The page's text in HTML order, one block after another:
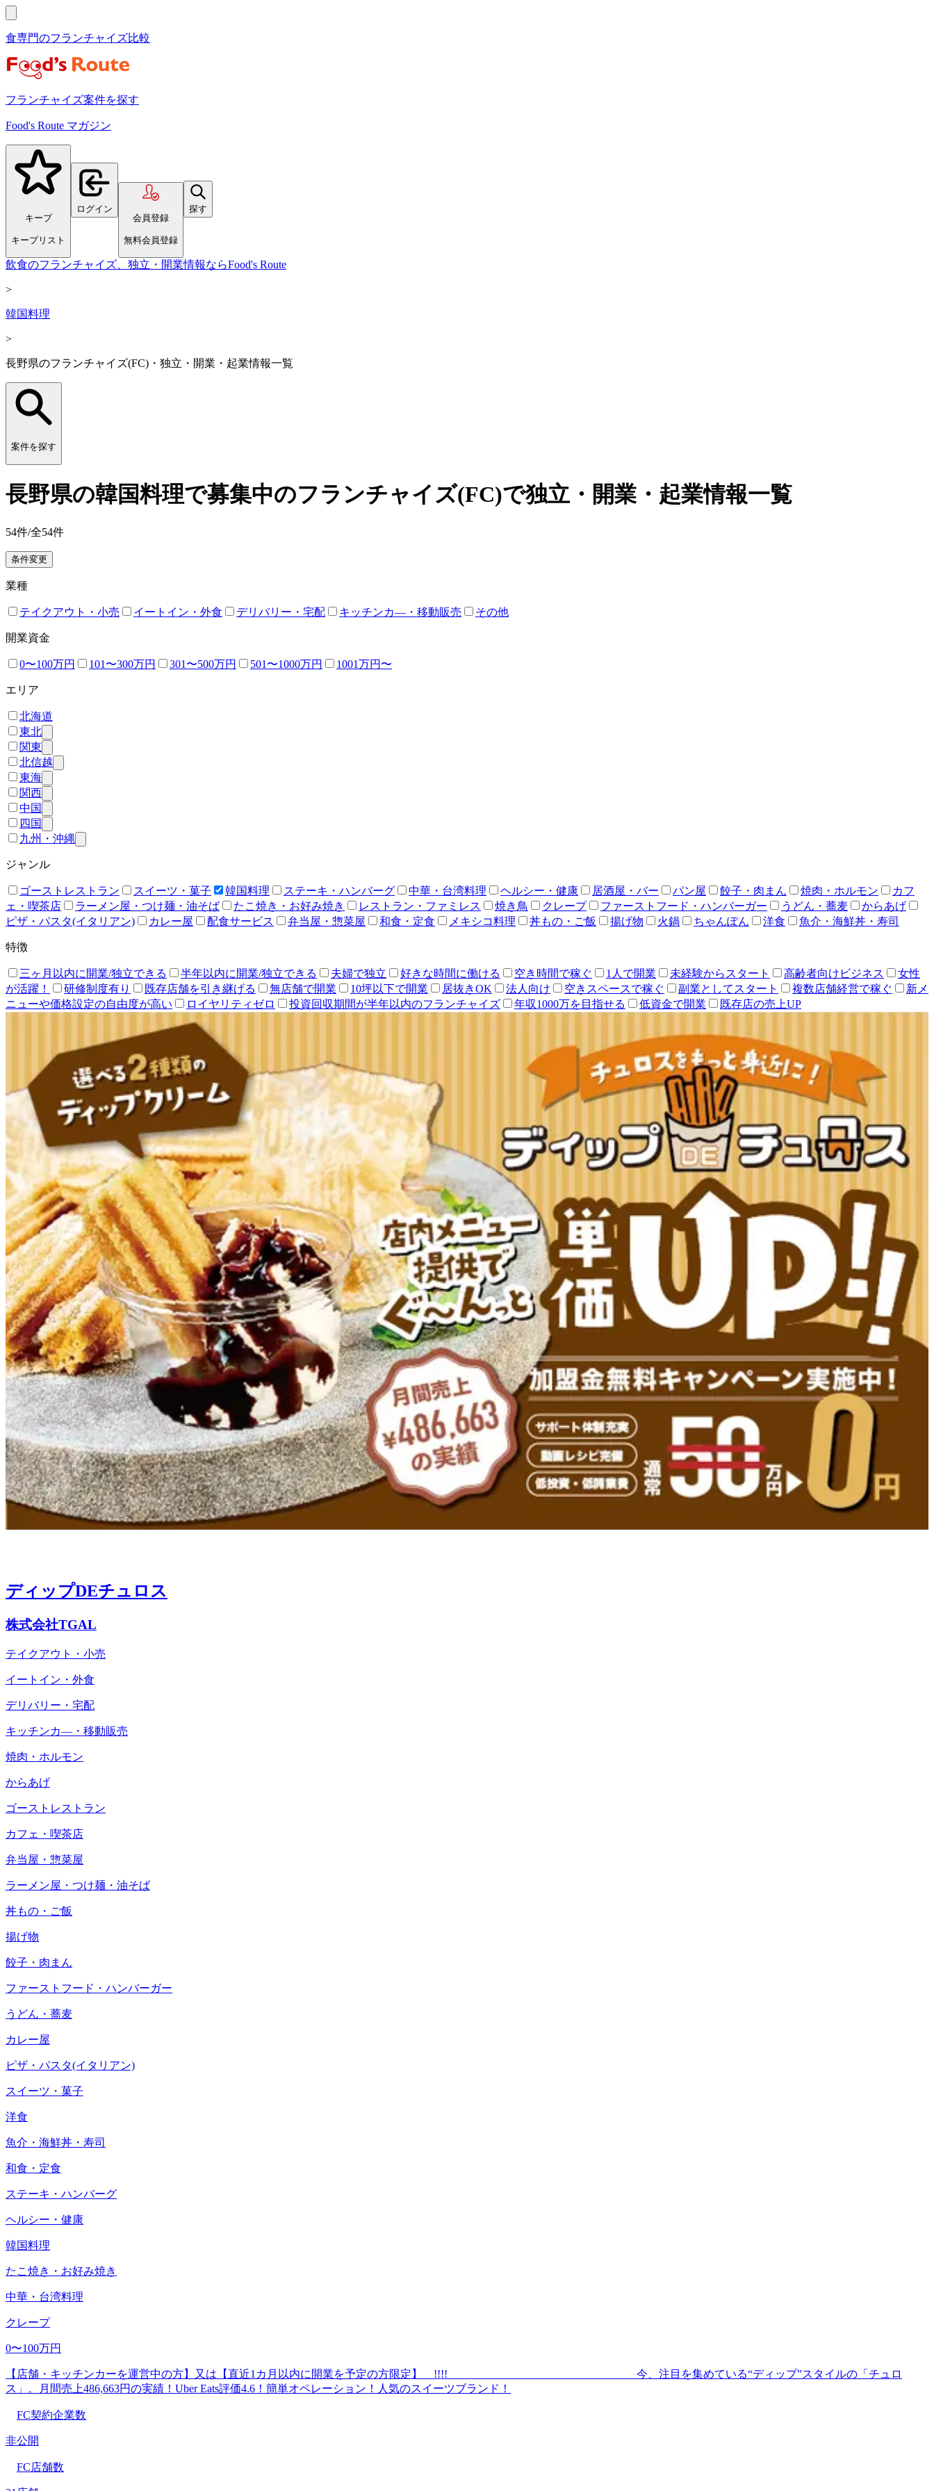
食専門のフランチャイズ比較
フランチャイズ案件を探す
Food's Route マガジン
キープ
キープリスト
ログイン
会員登録
無料会員登録
探す
飲食のフランチャイズ、独立・開業情報ならFood's Route
>
韓国料理
>
長野県のフランチャイズ(FC)・独立・開業・起業情報一覧
案件を探す
長野県の韓国料理で募集中のフランチャイズ(FC)で独立・開業・起業情報一覧
54件/全54件
条件変更
業種
テイクアウト・小売 イートイン・外食 デリバリー・宅配 キッチンカ―・移動販売 その他
開業資金
0〜100万円 101〜300万円 301〜500万円 501〜1000万円 1001万円〜
エリア
北海道
東北
関東
北信越
東海
関西
中国
四国
九州・沖縄
ジャンル
ゴーストレストラン スイーツ・菓子 韓国料理 ステーキ・ハンバーグ 中華・台湾料理 ヘルシー・健康 居酒屋・バー パン屋 餃子・肉まん 焼肉・ホルモン
カフ
ェ・喫茶店
ラーメン屋・つけ麺・油そば たこ焼き・お好み焼き レストラン・ファミレス 焼き鳥 クレープ ファーストフード・ハンバーガー うどん・蕎麦
からあげ
ピザ・パスタ(イタリアン)
カレー屋 配食サービス 弁当屋・惣菜屋 和食・定食 メキシコ料理 丼もの・ご飯 揚げ物 火鍋 ちゃんぽん 洋食 魚介・海鮮丼・寿司
特徴
三ヶ月以内に開業/独立できる 半年以内に開業/独立できる 夫婦で独立 好きな時間に働ける 空き時間で稼ぐ 1人で開業 未経験からスタート 高齢者向けビジネス
女性
が活躍！
研修制度有り 既存店舗を引き継げる 無店舗で開業 10坪以下で開業 居抜きOK 法人向け 空きスペースで稼ぐ 副業としてスタート 複数店舗経営で稼ぐ
新メ
ニューや価格設定の自由度が高い
ロイヤリティゼロ 投資回収期間が半年以内のフランチャイズ 年収1000万を目指せる 低資金で開業 既存店の売上UP
ディップDEチュロス
株式会社TGAL
テイクアウト・小売
イートイン・外食
デリバリー・宅配
キッチンカ―・移動販売
焼肉・ホルモン
からあげ
ゴーストレストラン
カフェ・喫茶店
弁当屋・惣菜屋
ラーメン屋・つけ麺・油そば
丼もの・ご飯
揚げ物
餃子・肉まん
ファーストフード・ハンバーガー
うどん・蕎麦
カレー屋
ピザ・パスタ(イタリアン)
スイーツ・菓子
洋食
魚介・海鮮丼・寿司
和食・定食
ステーキ・ハンバーグ
ヘルシー・健康
韓国料理
たこ焼き・お好み焼き
中華・台湾料理
クレープ
0〜100万円
【店舗・キッチンカーを運営中の方】又は【直近1カ月以内に開業を予定の方限定】 !!!! 今、注目を集めている“ディップ”スタイルの「チュロ
ス」。月間売上486,663円の実績！Uber Eats評価4.6！簡単オペレーション！人気のスイーツブランド！
FC契約企業数
非公開
FC店舗数